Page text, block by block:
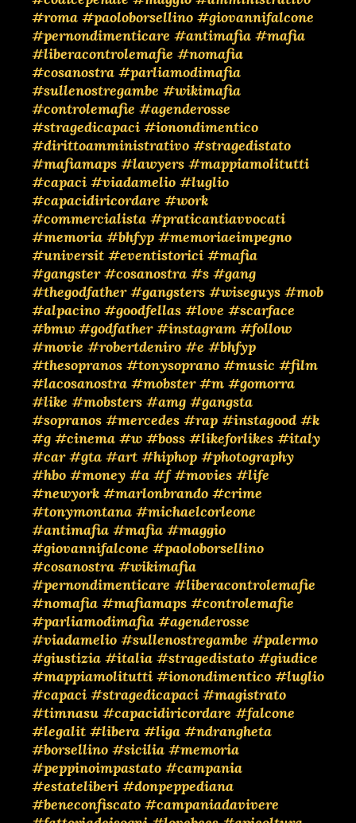
#roma #paoloborsellino #giovannifalcone
#pernondimenticare #antimafia #mafia
#liberacontrolemafie #nomafia
#cosanostra #parliamodimafia
#sullenostregambe #wikimafia
#controlemafie #agenderosse
#stragedicapaci #ionondimentico
#dirittoamministrativo #stragedistato
#mafiamaps #lawyers #mappiamolitutti
#capaci #viadamelio #luglio
#capacidiricordare #work
#commercialista #praticantiavvocati
#memoria #bhfyp #memoriaeimpegno
#universit #eventistorici #mafia
#gangster #cosanostra #s #gang
#thegodfather #gangsters #wiseguys #mob
#alpacino #goodfellas #love #scarface
#bmw #godfather #instagram #follow
#movie #robertdeniro #e #bhfyp
#thesopranos #tonysoprano #music #film
#lacosanostra #mobster #m #gomorra
#like #mobsters #amg #gangsta
#sopranos #mercedes #rap #instagood #k
#g #cinema #w #boss #likeforlikes #italy
#car #gta #art #hiphop #photography
#hbo #money #a #f #movies #life
#newyork #marlonbrando #crime
#tonymontana #michaelcorleone
#antimafia #mafia #maggio
#giovannifalcone #paoloborsellino
#cosanostra #wikimafia
#pernondimenticare #liberacontrolemafie
#nomafia #mafiamaps #controlemafie
#parliamodimafia #agenderosse
#viadamelio #sullenostregambe #palermo
#giustizia #italia #stragedistato #giudice
#mappiamolitutti #ionondimentico #luglio
#capaci #stragedicapaci #magistrato
#timnasu #capacidiricordare #falcone
#legalit #libera #liga #ndrangheta
#borsellino #sicilia #memoria
#peppinoimpastato #campania
#estateliberi #donpeppediana
#beneconfiscato #campaniadavivere